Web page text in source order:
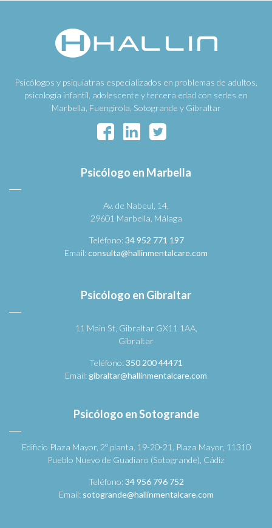
Psicólogos y psiquiatras especializados en problemas de adultos,
psicología infantil, adolescente y tercera edad con sedes en
Marbella, Fuengirola, Sotogrande y Gibraltar
Psicólogo en Marbella
Av. de Nabeul, 14,
29601 Marbella, Málaga
Teléfono:34 952 771 197
Email:consulta@hallinmentalcare.com
Psicólogo en Gibraltar
11 Main St, Gibraltar GX11 1AA,
Gibraltar
Teléfono:350 200 44471
Email: gibraltar@hallinmentalcare.com
Psicólogo en Sotogrande
Edificio Plaza Mayor, 2º planta, 19-20-21, Plaza Mayor, 11310
Pueblo Nuevo de Guadiaro (Sotogrande), Cádiz
Teléfono:34 956 796 752
Email: sotogrande@hallinmentalcare.com